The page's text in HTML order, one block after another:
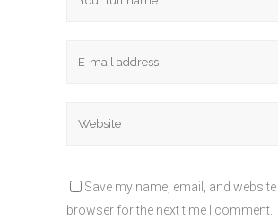
Save my name, email, and
browser for the next time I comment.